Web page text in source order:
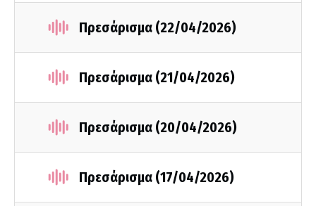
Πρεσάρισμα (22/04/2026)
Πρεσάρισμα (21/04/2026)
Πρεσάρισμα (20/04/2026)
Πρεσάρισμα (17/04/2026)